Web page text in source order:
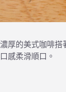
濃厚的美式咖啡搭
口感柔滑順口。